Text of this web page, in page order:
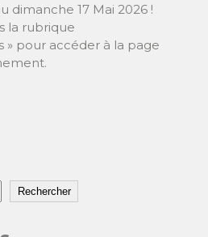
dimanche 17 Mai 2026 !
la rubrique
» pour accéder à la page
Rechercher